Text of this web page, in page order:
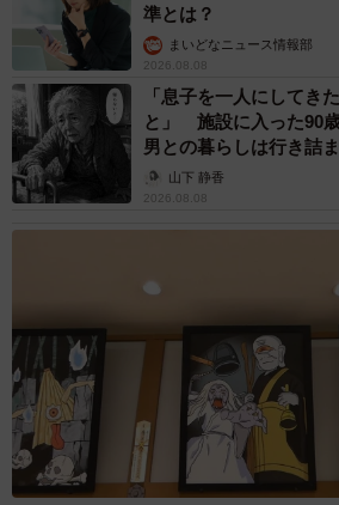
準とは？
まいどなニュース情報部
2026.08.08
「息子を一人にしてき
と」 施設に入った90
男との暮らしは行き詰
から】山下 静香
2026.08.08